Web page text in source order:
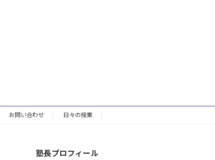
お問い合わせ 日々の授業
塾長プロフィール